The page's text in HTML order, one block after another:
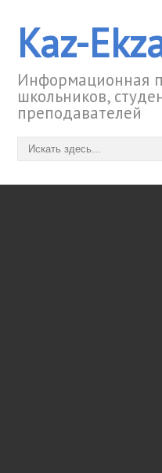
Kaz-
Информационная
школьников,
преподавателей